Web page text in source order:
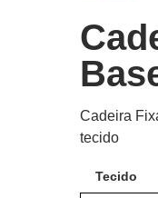
Cadeira
tecido
Tecido